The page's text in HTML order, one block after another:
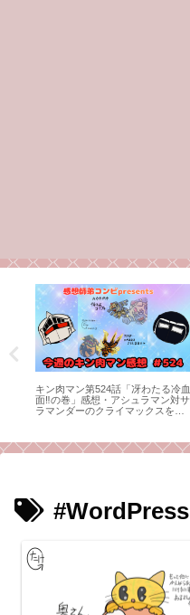
キン肉マン第524話「冴わたる冷血
面‼︎の巻」感想・アシュラマン対サ
ラマンダーのクライマックスを、
#WordPress